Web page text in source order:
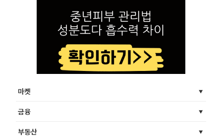
마켓
금융
부동산